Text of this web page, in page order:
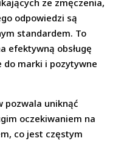
ze zmęczenia,
odpowiedzi są
standardem. To
efektywną obsługę
do marki i pozytywne
pozwala uniknąć
oczekiwaniem na
co jest częstym